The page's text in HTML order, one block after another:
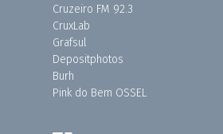
Cruzeiro FM 92.3
CruxLab
Grafsul
Depositphotos
Burh
Pink do Bem OSSEL